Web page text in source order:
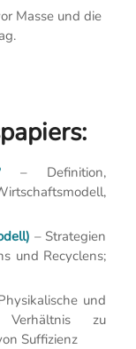
Masse und die
– Definition,
– Strategien
und Recyclens;
und
Verhältnis zu
Suffizienz